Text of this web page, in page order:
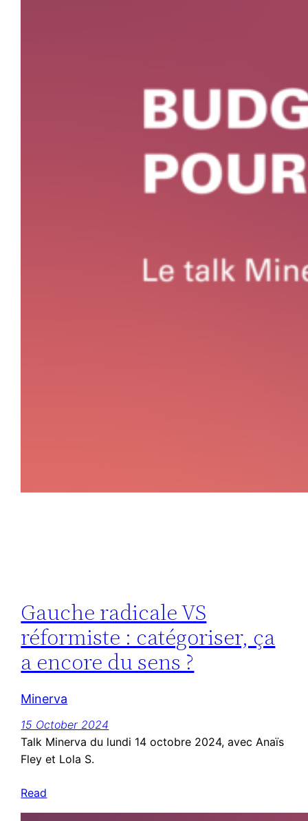
Gauche radicale VS
réformiste : catégoriser, ça
a encore du sens ?
Minerva
15 October 2024
Talk Minerva du lundi 14 octobre 2024, avec Anaïs
Fley et Lola S.
Read